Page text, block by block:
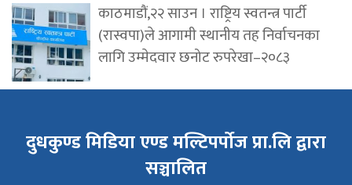
काठमाडौं,२२ साउन । राष्ट्रिय स्वतन्त्र पार्टी
(रास्वपा)ले आगामी स्थानीय तह निर्वाचनका
लागि उम्मेदवार छनोट रुपरेखा–२०८३
दुधकुण्ड मिडिया एण्ड मल्टिपर्पोज प्रा.लि द्वारा
सञ्चालित